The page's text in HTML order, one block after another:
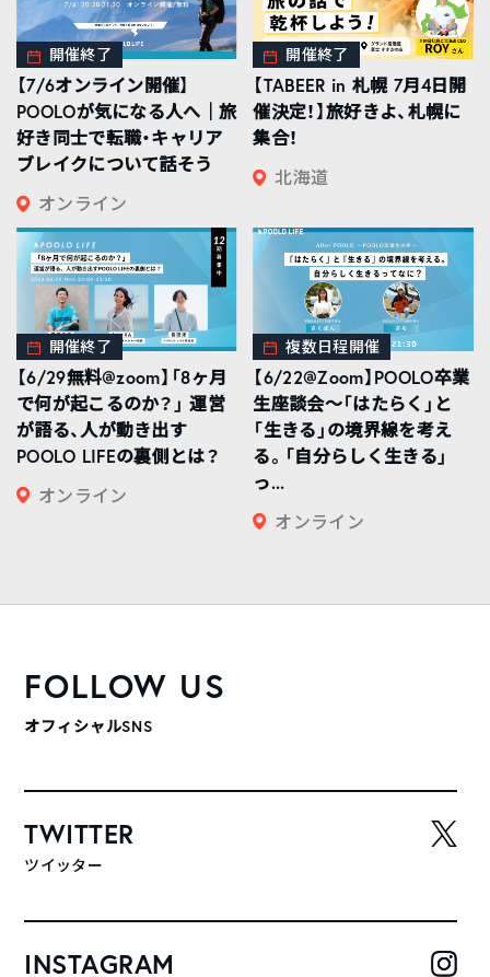
開催終了
【7/6オンライン開催】
POOLOが気になる人へ｜旅
好き同士で転職・キャリア
ブレイクについて話そう
オンライン
開催終了
【TABEER in 札幌 7月4日開
催決定！】旅好きよ、札幌に
集合！
北海道
開催終了
【6/29無料@zoom】「8ヶ月
で何が起こるのか？」 運営
が語る、人が動き出す
POOLO LIFEの裏側とは？
オンライン
複数日程開催
【6/22@Zoom】POOLO卒業
生座談会〜「はたらく」と
「生きる」の境界線を考え
る。「自分らしく生きる」
っ...
オンライン
FOLLOW US
オフィシャルSNS
TWITTER
ツイッター
INSTAGRAM